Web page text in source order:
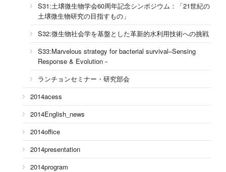
S31:土壌微生物学会60周年記念シンポジウム：「21世紀の
土壌微生物研究の目指すもの」
S32:微生物社会学を基盤とした革新的水利用技術への挑戦
S33:Marvelous strategy for bacterial survival–Sensing
Response & Evolution－
ランチョンセミナー・研究部会
2014acess
2014English_news
2014office
2014presentation
2014program